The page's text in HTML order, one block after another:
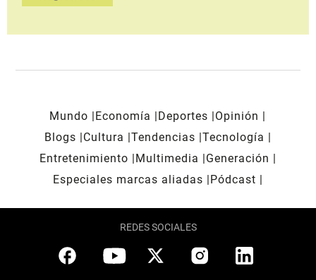
Mundo Economía Deportes
Opinión
Blogs
Cultura Tendencias Tecnología
Entretenimiento
Multimedia
Generación
Especiales marcas aliadas
Pódcast
REDES SOCIALES